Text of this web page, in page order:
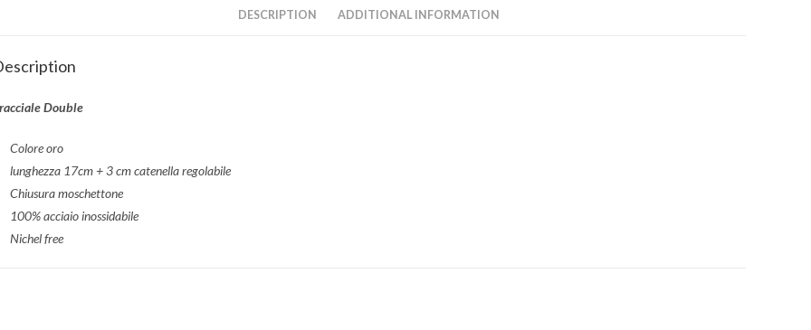
DESCRIPTION ADDITIONAL INFORMATION
Double
Colore oro
lunghezza 17cm + 3 cm catenella regolabile
Chiusura moschettone
100% acciaio inossidabile
Nichel free